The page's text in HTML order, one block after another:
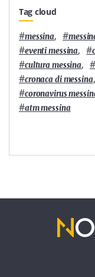
Tag cloud
#messina, #
#eventi messina, #
#cultura messina,
#cronaca di messina,
#coronavirus
#atm messina